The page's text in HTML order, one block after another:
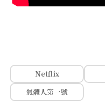
Netflix
氣體人第一號